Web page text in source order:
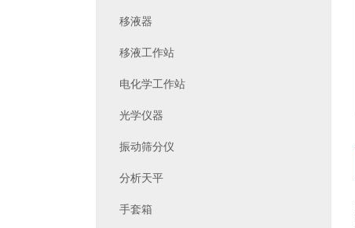
移液器
移液工作站
电化学工作站
光学仪器
振动筛分仪
分析天平
手套箱